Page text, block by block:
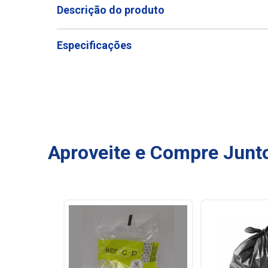
Descrição do produto
Especificações
Aproveite e Compre